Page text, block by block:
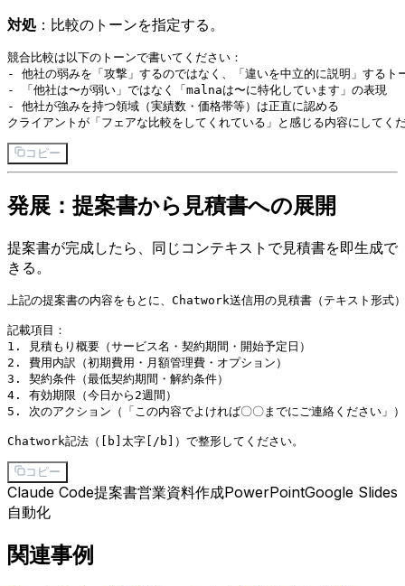
対処 ：比較のトーンを指定する。
競合比較は以下のトーンで書いてください：
- 他社の弱みを「攻撃」するのではなく、「違いを中立的に説明」するト
- 「他社は〜が弱い」ではなく「malnaは〜に特化しています」の表現
- 他社が強みを持つ領域（実績数・価格帯等）は正直に認める
コピー
発展：提案書から見積書への展開
提案書が完成したら、同じコンテキストで見積書を即生成で
きる。
上記の提案書の内容をもとに、Chatwork送信用の見積書（テキスト形式
記載項目：
1. 見積もり概要（サービス名・契約期間・開始予定日）
2. 費用内訳（初期費用・月額管理費・オプション）
3. 契約条件（最低契約期間・解約条件）
4. 有効期限（今日から2週間）
5. 次のアクション（「この内容でよければ〇〇までにご連絡ください」）
コピー
Claude Code提案書営業資料作成PowerPointGoogle Slides
自動化
関連事例